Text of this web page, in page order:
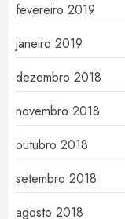
fevereiro 2019
janeiro 2019
dezembro 2018
novembro 2018
outubro 2018
setembro 2018
agosto 2018